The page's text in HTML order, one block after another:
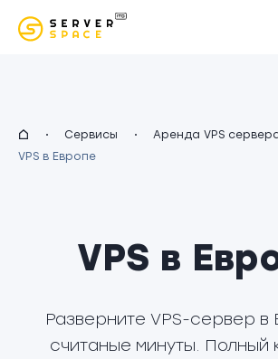
Сервисы
Аренда VPS
VPS в Европе
VPS в
Разверните VPS-сервер в
считаные минуты. Полный